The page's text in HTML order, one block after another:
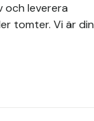
och leverera
tomter. Vi är din